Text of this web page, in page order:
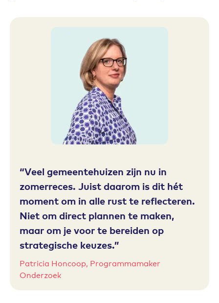
Veel gemeentehuizen zijn nu in
zomerreces. Juist daarom is dit hét
moment om in alle rust te reflecteren.
Niet om direct plannen te maken,
maar om je voor te bereiden op
strategische keuzes.
Patricia Honcoop, Programmamaker
Onderzoek